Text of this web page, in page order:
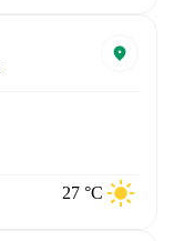
27 °C